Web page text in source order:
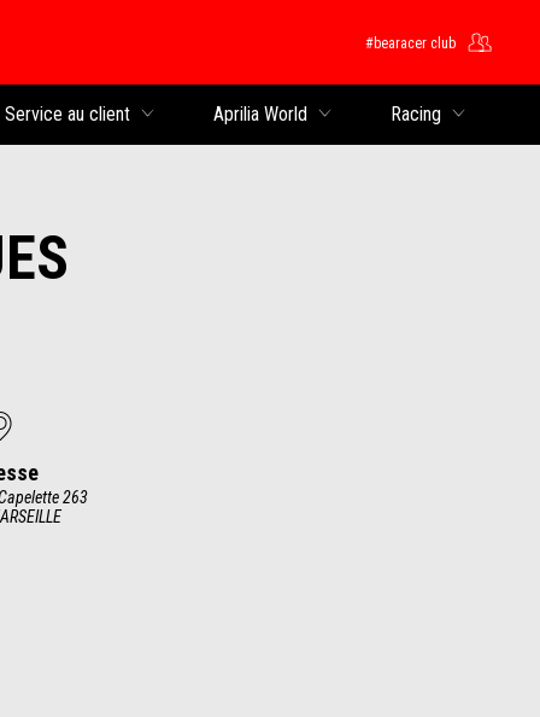
#bearacer club
Service au client Aprilia World Racing
263